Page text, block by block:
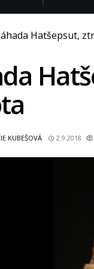
Hatšepsut,
KUBEŠOVÁ 2.9.2018